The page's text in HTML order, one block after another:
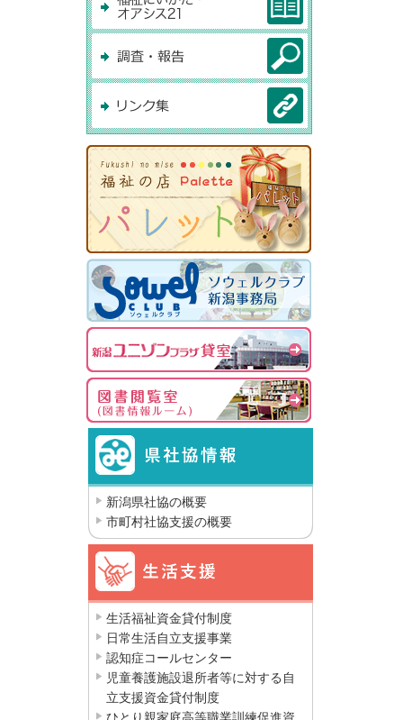
新潟県社協の概要
市町村社協支援の概要
生活福祉資金貸付制度
日常生活自立支援事業
認知症コールセンター
児童養護施設退所者等に対する自
立支援資金貸付制度